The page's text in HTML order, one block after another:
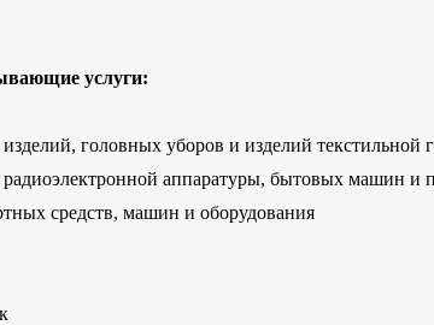
услуги:
головных уборов и изделий текстильной
аппаратуры, бытовых машин и
средств, машин и оборудования